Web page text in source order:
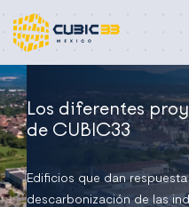
Los diferentes
de CUBIC33
Edificios que dan
descarbonización de las
Edificios